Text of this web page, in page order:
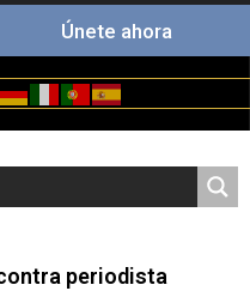
Únete ahora
periodista